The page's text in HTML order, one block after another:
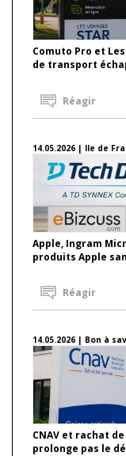
Comuto Pro et
de transport
Réagir
14.05.2026 | Ile de
Apple, Ingram
produits Apple
Réagir
14.05.2026 | Bon à
CNAV et rachat
prolonge pas le